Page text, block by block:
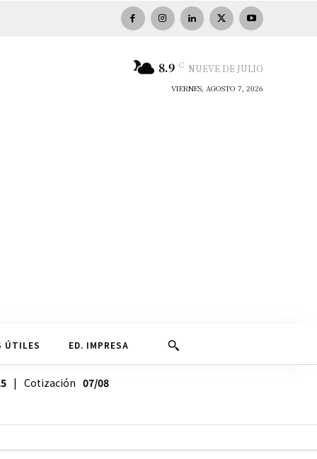
8.9 C NUEVE DE JULIO
VIERNES, AGOSTO 7, 2026
ÚTILES ED. IMPRESA
| Cotización 07/08